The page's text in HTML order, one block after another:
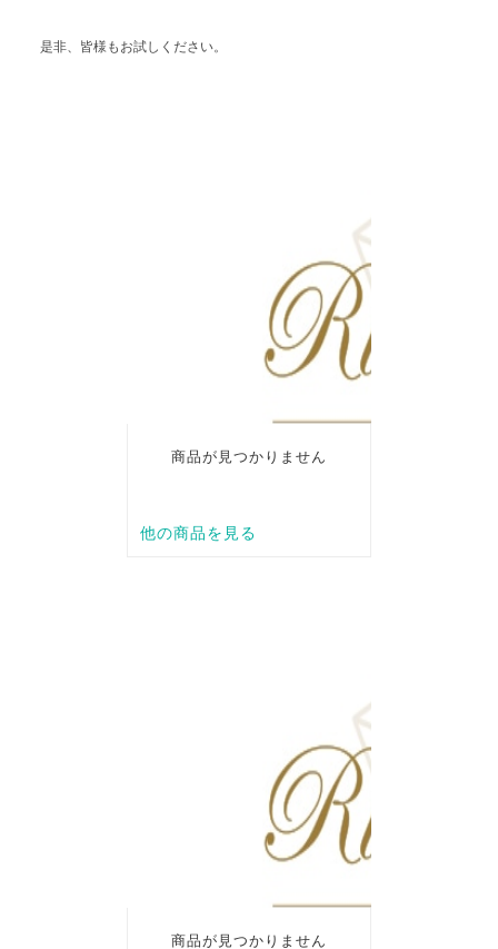
是非、皆様もお試しください。